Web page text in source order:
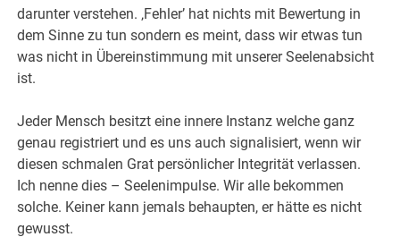
darunter verstehen. ‚Fehler’ hat nichts mit Bewertung in
dem Sinne zu tun sondern es meint, dass wir etwas tun
was nicht in Übereinstimmung mit unserer Seelenabsicht
ist.
Jeder Mensch besitzt eine innere Instanz welche ganz
genau registriert und es uns auch signalisiert, wenn wir
diesen schmalen Grat persönlicher Integrität verlassen.
Ich nenne dies – Seelenimpulse. Wir alle bekommen
solche. Keiner kann jemals behaupten, er hätte es nicht
gewusst.